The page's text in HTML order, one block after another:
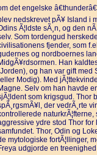
det engelske
nedskrevet pÃ¥ Island i
Ã¦ldste sÃ¸n, og den
Som tordengud
fjender, som
og nordboernes
Han
og han var gift med
Modig). Med
Selv om han havde
som krigsgud. Thor
der vedrÃ¸rte
ydre stod Thor
Thor, Odin og
mytologiske fortÃ¦llinger,
udgjorde en